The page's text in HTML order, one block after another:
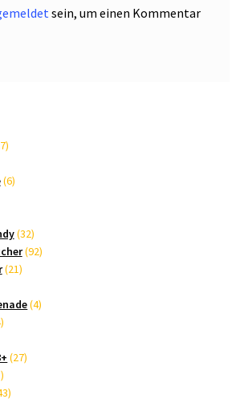
sein, um einen Kommentar
37
66
3232
Produkte
9292
2121
44
4
2727
1
Produkt
43